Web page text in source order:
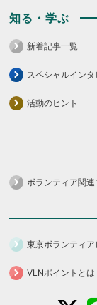
知る・学ぶ
新着記事一覧
スペシャルインタ
活動のヒント
ボランティア関
東京ボランティ
VLNポイントとは